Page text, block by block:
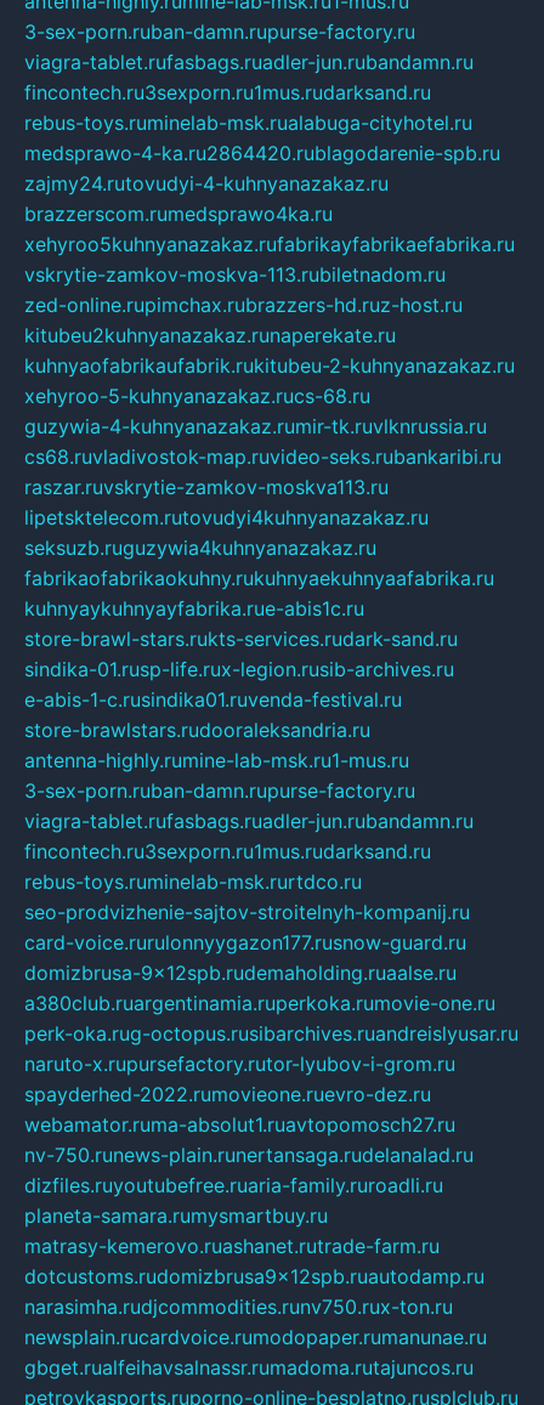
3-sex-porn.ruban-damn.rupurse-factory.ru
viagra-tablet.rufasbags.ruadler-jun.rubandamn.ru
fincontech.ru3sexporn.ru1mus.rudarksand.ru
rebus-toys.ruminelab-msk.rualabuga-cityhotel.ru
medsprawo-4-ka.ru2864420.rublagodarenie-spb.ru
zajmy24.rutovudyi-4-kuhnyanazakaz.ru
brazzerscom.rumedsprawo4ka.ru
xehyroo5kuhnyanazakaz.rufabrikayfabrikaefabrika.ru
vskrytie-zamkov-moskva-113.rubiletnadom.ru
zed-online.rupimchax.rubrazzers-hd.ruz-host.ru
kitubeu2kuhnyanazakaz.runaperekate.ru
kuhnyaofabrikaufabrik.rukitubeu-2-kuhnyanazakaz.ru
xehyroo-5-kuhnyanazakaz.rucs-68.ru
guzywia-4-kuhnyanazakaz.rumir-tk.ruvlknrussia.ru
cs68.ruvladivostok-map.ruvideo-seks.rubankaribi.ru
raszar.ruvskrytie-zamkov-moskva113.ru
lipetsktelecom.rutovudyi4kuhnyanazakaz.ru
seksuzb.ruguzywia4kuhnyanazakaz.ru
fabrikaofabrikaokuhny.rukuhnyaekuhnyaafabrika.ru
kuhnyaykuhnyayfabrika.rue-abis1c.ru
store-brawl-stars.rukts-services.rudark-sand.ru
sindika-01.rusp-life.rux-legion.rusib-archives.ru
e-abis-1-c.rusindika01.ruvenda-festival.ru
store-brawlstars.rudooraleksandria.ru
antenna-highly.rumine-lab-msk.ru1-mus.ru
3-sex-porn.ruban-damn.rupurse-factory.ru
viagra-tablet.rufasbags.ruadler-jun.rubandamn.ru
fincontech.ru3sexporn.ru1mus.rudarksand.ru
rebus-toys.ruminelab-msk.rurtdco.ru
seo-prodvizhenie-sajtov-stroitelnyh-kompanij.ru
card-voice.rurulonnyygazon177.rusnow-guard.ru
domizbrusa-9x12spb.rudemaholding.ruaalse.ru
a380club.ruargentinamia.ruperkoka.rumovie-one.ru
perk-oka.rug-octopus.rusibarchives.ruandreislyusar.ru
naruto-x.rupursefactory.rutor-lyubov-i-grom.ru
spayderhed-2022.rumovieone.ruevro-dez.ru
webamator.ruma-absolut1.ruavtopomosch27.ru
nv-750.runews-plain.runertansaga.rudelanalad.ru
dizfiles.ruyoutubefree.ruaria-family.ruroadli.ru
planeta-samara.rumysmartbuy.ru
matrasy-kemerovo.ruashanet.rutrade-farm.ru
dotcustoms.rudomizbrusa9x12spb.ruautodamp.ru
narasimha.rudjcommodities.runv750.rux-ton.ru
newsplain.rucardvoice.rumodopaper.rumanunae.ru
gbget.rualfeihavsalnassr.rumadoma.rutajuncos.ru
petrovkasports.ruporno-online-besplatno.rusplclub.ru